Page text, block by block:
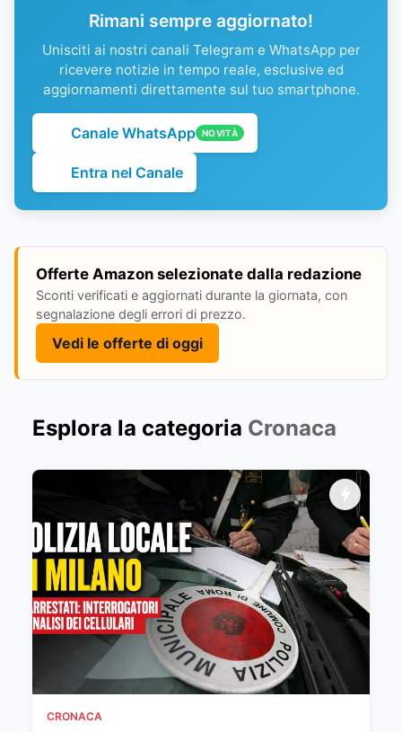
Rimani sempre aggiornato!
Unisciti ai nostri canali Telegram e WhatsApp per
ricevere notizie in tempo reale, esclusive ed
aggiornamenti direttamente sul tuo smartphone.
Canale WhatsApp NOVITÀ
Entra nel Canale
Offerte Amazon selezionate dalla redazione
Sconti verificati e aggiornati durante la giornata, con
segnalazione degli errori di prezzo.
Vedi le offerte di oggi
Esplora la categoria Cronaca
CRONACA